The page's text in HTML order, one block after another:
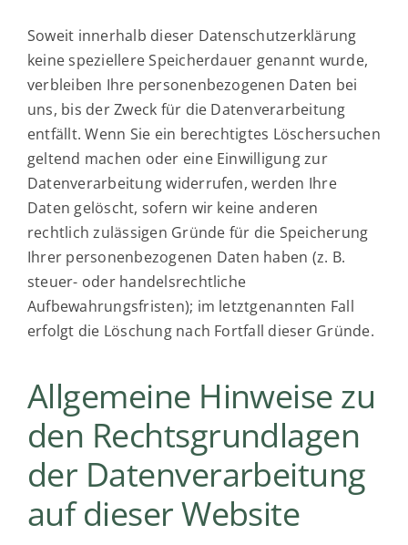
Soweit innerhalb dieser Datenschutzerklärung
keine speziellere Speicherdauer genannt wurde,
verbleiben Ihre personenbezogenen Daten bei
uns, bis der Zweck für die Datenverarbeitung
entfällt. Wenn Sie ein berechtigtes Löschersuchen
geltend machen oder eine Einwilligung zur
Datenverarbeitung widerrufen, werden Ihre
Daten gelöscht, sofern wir keine anderen
rechtlich zulässigen Gründe für die Speicherung
Ihrer personenbezogenen Daten haben (z. B.
steuer- oder handelsrechtliche
Aufbewahrungsfristen); im letztgenannten Fall
erfolgt die Löschung nach Fortfall dieser Gründe.
Allgemeine Hinweise zu
den Rechtsgrundlagen
der Datenverarbeitung
auf dieser Website